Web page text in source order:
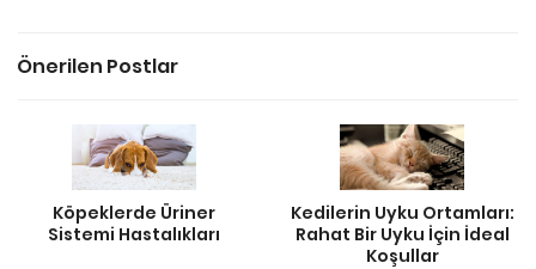
Önerilen Postlar
Köpeklerde Üriner
Sistemi Hastalıkları
Kedilerin Uyku Ortamları:
Rahat Bir Uyku İçin İdeal
Koşullar